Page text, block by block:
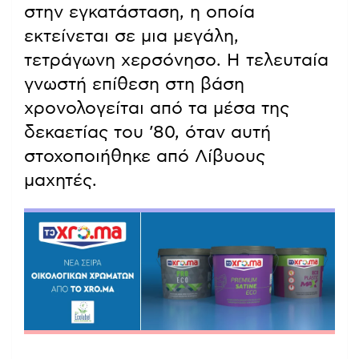
στην εγκατάσταση, η οποία
εκτείνεται σε μια μεγάλη,
τετράγωνη χερσόνησο. Η τελευταία
γνωστή επίθεση στη βάση
χρονολογείται από τα μέσα της
δεκαετίας του ’80, όταν αυτή
στοχοποιήθηκε από Λίβυους
μαχητές.